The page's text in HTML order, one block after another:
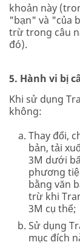
khoản này
"bạn" và "của
trừ trong câu
đó).
5. Hành vi bị
Khi sử dụng
không:
Thay đổi,
bản, tải
3M dưới
phương
bằng văn
trừ khi
3M cụ thể;
Sử dụng
mục đích